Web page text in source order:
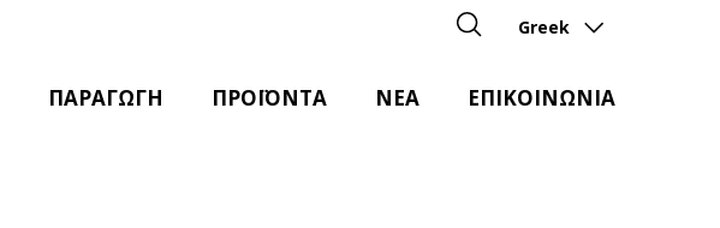
Greek
ΠΑΡΑΓΩΓΗ ΠΡΟΪΟΝΤΑ ΝΕΑ ΕΠΙΚΟΙΝΩΝΙΑ